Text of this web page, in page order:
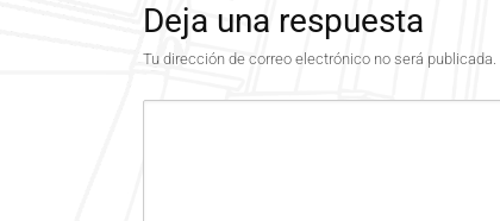
Deja una respuesta
Tu dirección de correo electrónico no será publicada.